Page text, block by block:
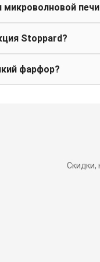
микроволновой
Stoppard?
фарфор?
Скидки,